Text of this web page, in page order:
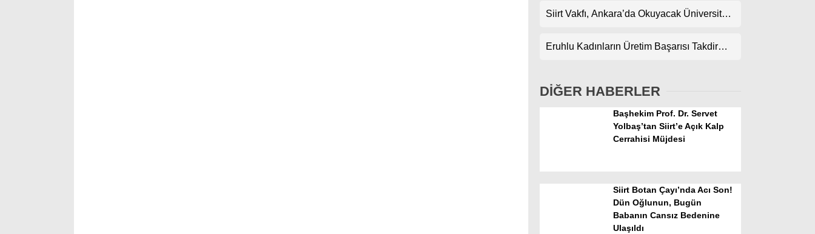
Magazin
Siirt Vakfı, Ankara’da Okuyacak Üniversite
Eruhlu Kadınların Üretim Başarısı Takdir
DİĞER HABERLER
Başhekim Prof. Dr. Servet
Yolbaş’tan Siirt’e Açık Kalp
Cerrahisi Müjdesi
Siirt Botan Çayı’nda Acı Son!
Dün Oğlunun, Bugün
Babanın Cansız Bedenine
Ulaşıldı